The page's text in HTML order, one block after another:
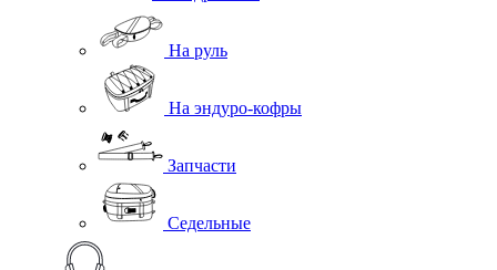
На руль
На эндуро-кофры
Запчасти
Седельные